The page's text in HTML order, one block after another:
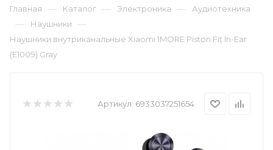
Главная — Каталог — Электроника — Аудиотехника
— Наушники —
Наушники внутриканальные Xiaomi 1MORE Piston Fit In-Ear
(E1009) Gray
Артикул: 6933037251654